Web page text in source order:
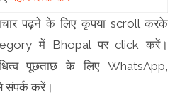
पढ़ने के लिए कृपया scroll करके
में Bhopal पर click करें।
पूछताछ के लिए WhatsApp,
संपर्क करें।